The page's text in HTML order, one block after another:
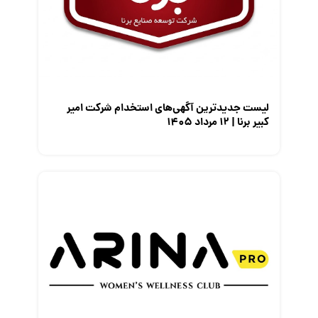
معرفی متخصصان منابع انسانی
لیست جدیدترین آگهی‌های استخدام شرکت امیر
کبیر برنا | ۱۲ مرداد ۱۴۰۵